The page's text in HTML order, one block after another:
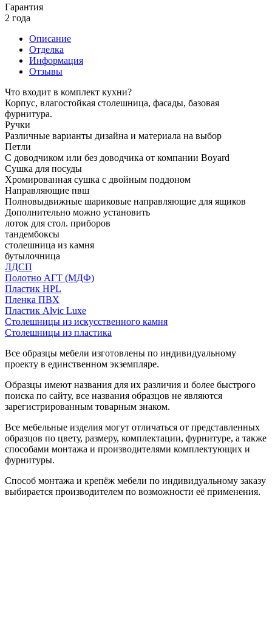
Гарантия
2 года
Описание
Отделка
Информация
Отзывы
Что входит в комплект кухни?
Корпус, влагостойкая столешница, фасады, базовая
фурнитура.
Ручки
Различные варианты дизайна и материала на выбор
Петли
С доводчиком или без доводчика от компании Boyard
Сушка для посуды
Хромированная сушка с двойным поддоном
Направляющие пвш
Полновыдвижные шариковые направляющие для ящиков
Дополнительно можно установить
лоток для стол. приборов
тандембоксы
столешница из камня
бутылочница
ЛДСП
Полотно АГТ (МДФ)
Пластик HPL
Пленка ПВХ
Пластик Alvic Luxe
Столешницы из искусственного камня
Столешницы из пластика
Все образцы мебели изготовлены по индивидуальному
проекту в единственном экземпляре.
Образцы имеют названия для их различия и более быстрого
поиска по сайту, все названия образцов не являются
зарегистрированным товарным знаком.
Все мебельные изделия могут отличаться от представленных
образцов по цвету, размеру, комплектации, фурнитуре, а также
способами монтажа и производителями комплектующих и
фурнитуры.
Способ монтажа и крепёж мебели по индивидуальному заказу
выбирается производителем по возможности её применения.